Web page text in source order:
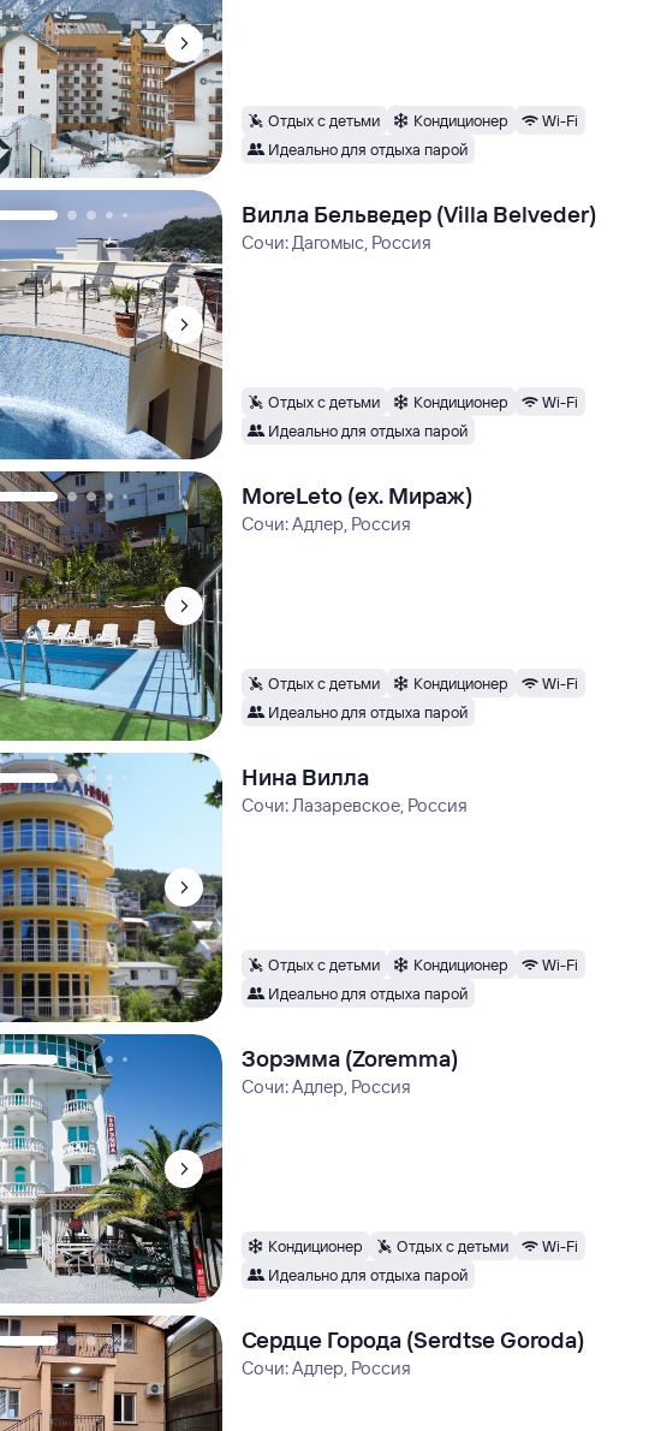
Отдых с детьми Кондиционер
Wi-Fi
Идеально для отдыха парой
Вилла Бельведер (Villa Belveder)
Сочи: Дагомыс, Россия
Отдых с детьми Кондиционер
Wi-Fi
Идеально для отдыха парой
MoreLeto (ex. Мираж)
Сочи: Адлер, Россия
Отдых с детьми Кондиционер
Wi-Fi
Идеально для отдыха парой
Нина Вилла
Сочи: Лазаревское, Россия
Отдых с детьми Кондиционер
Wi-Fi
Идеально для отдыха парой
Зорэмма (Zoremma)
Сочи: Адлер, Россия
Кондиционер Отдых с детьми
Wi-Fi
Идеально для отдыха парой
Сердце Города (Serdtse Goroda)
Сочи: Адлер, Россия